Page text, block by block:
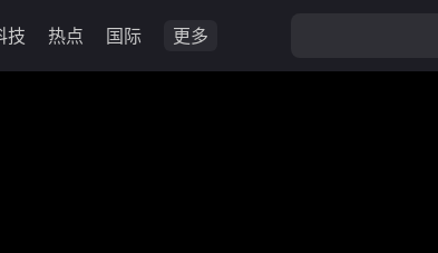
技 热点 国际 更多